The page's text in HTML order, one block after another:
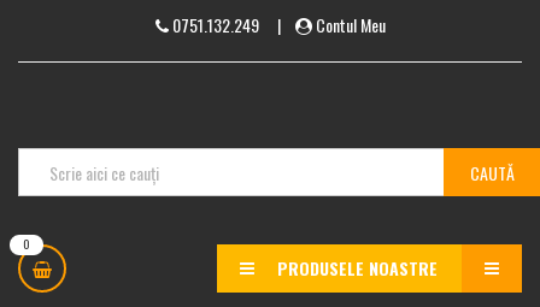
0751.132.249| Contul Meu
0
PRODUSELE NOASTRE MENU